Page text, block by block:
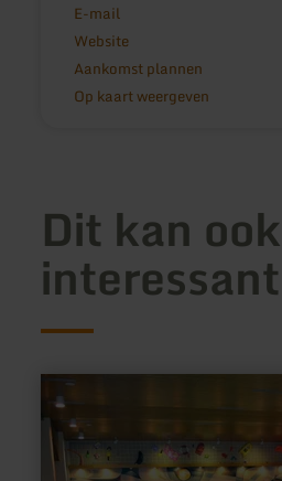
E-mail
Website
Aankomst plannen
Op kaart weergeven
Dit kan ook
meer
informatie
over:
Freizeitbad
Prüm
(Hallenbad)